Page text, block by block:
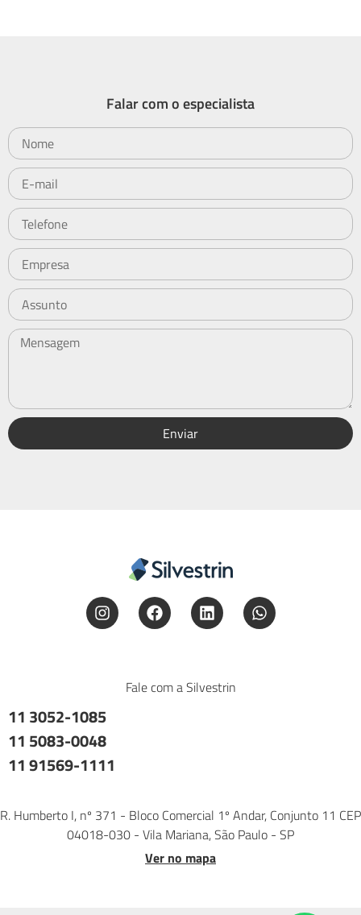
Falar com o especialista
Enviar
Fale com a Silvestrin
11 3052-1085
11 5083-0048
11 91569-1111
R. Humberto I, nº 371 - Bloco Comercial 1º Andar, Conjunto 11 CEP
04018-030 - Vila Mariana, São Paulo - SP
Ver no mapa